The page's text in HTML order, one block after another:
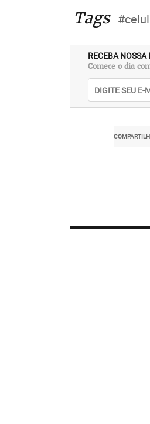
Tags
RECEBA NOSSA
Comece o dia